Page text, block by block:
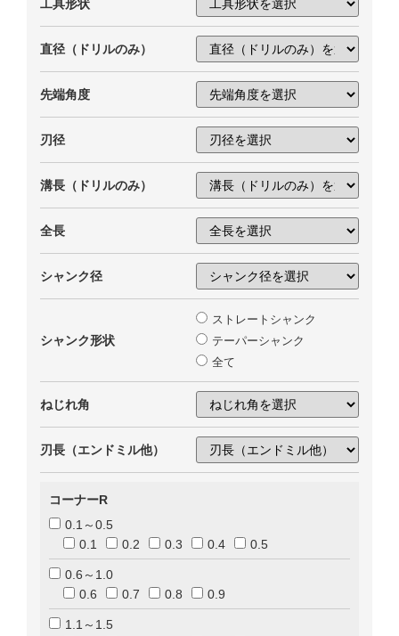
工具形状
直径（ドリルのみ）
先端角度
刃径
溝長（ドリルのみ）
全長
シャンク径
シャンク形状
ストレートシャンク
テーパーシャンク
全て
ねじれ角
刃長（エンドミル他）
コーナーR
0.1～0.5
0.1
0.2 0.3 0.4 0.5
0.6～1.0
0.6
0.7 0.8 0.9
1.1～1.5